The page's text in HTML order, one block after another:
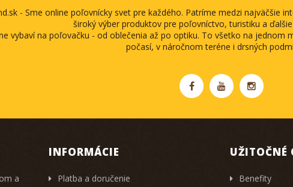
- Sme online poľovnícky svet pre každého. Patríme medzi najväčšie
široký výber produktov pre poľovníctvo, turistiku a
vybaví na poľovačku - od oblečenia až po optiku. To všetko na
počasí, v náročnom teréne i drsných
a
INFORMÁCIE
Platba a doručenie
UŽITOČNÉ
Benefity